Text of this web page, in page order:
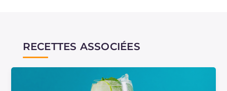
RECETTES ASSOCIÉES